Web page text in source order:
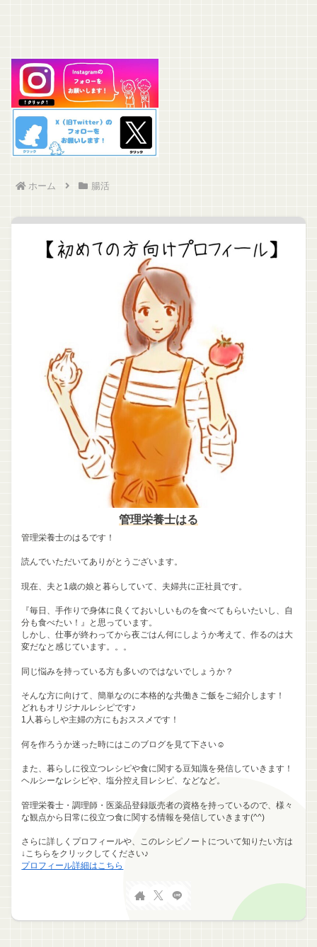
ホーム 腸活
管理栄養士はる
管理栄養士のはるです！
読んでいただいてありがとうございます。
現在、夫と1歳の娘と暮らしていて、夫婦共に正社員です。
『毎日、手作りで身体に良くておいしいものを食べてもらいたいし、自
分も食べたい！』と思っています。
しかし、仕事が終わってから夜ごはん何にしようか考えて、作るのは大
変だなと感じています。。。
同じ悩みを持っている方も多いのではないでしょうか？
そんな方に向けて、簡単なのに本格的な共働きご飯をご紹介します！
どれもオリジナルレシピです♪
1人暮らしや主婦の方にもおススメです！
何を作ろうか迷った時にはこのブログを見て下さい☺
また、暮らしに役立つレシピや食に関する豆知識を発信していきます！
ヘルシーなレシピや、塩分控え目レシピ、などなど。
管理栄養士・調理師・医薬品登録販売者の資格を持っているので、様々
な観点から日常に役立つ食に関する情報を発信していきます(^^)
さらに詳しくプロフィールや、このレシピノートについて知りたい方は
↓こちらをクリックしてください♪
プロフィール詳細はこちら